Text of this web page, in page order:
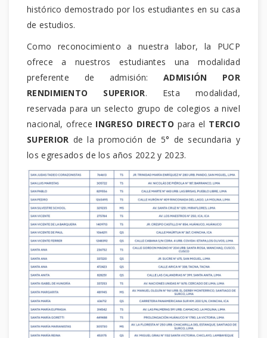
histórico demostrado por los estudiantes en su casa
de estudios.
Como reconocimiento a nuestra labor, la PUCP
ofrece a nuestros estudiantes una modalidad
preferente de admisión:ADMISIÓN POR
RENDIMIENTO SUPERIOR. Esta modalidad,
reservada para un selecto grupo de colegios a nivel
nacional, ofrece INGRESO DIRECTO para el TERCIO
SUPERIOR de la promoción de 5° de secundaria y
los egresados de los años 2022 y 2023.